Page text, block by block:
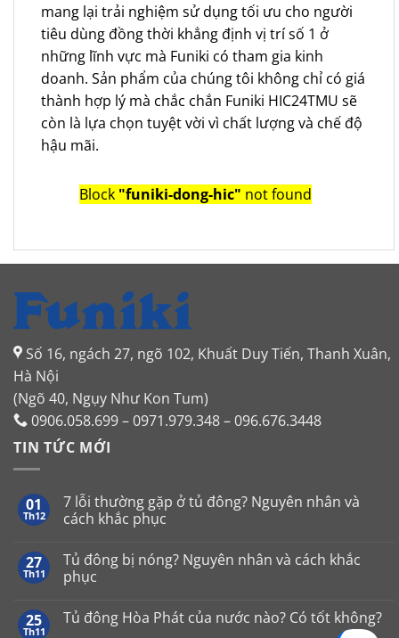
mang lại trải nghiệm sử dụng tối ưu cho người
tiêu dùng đồng thời khẳng định vị trí số 1 ở
những lĩnh vực mà Funiki có tham gia kinh
doanh. Sản phẩm của chúng tôi không chỉ có giá
thành hợp lý mà chắc chắn Funiki HIC24TMU sẽ
còn là lựa chọn tuyệt vời vì chất lượng và chế độ
hậu mãi.
Block "funiki-dong-hic" not found
Số 16, ngách 27, ngõ 102, Khuất Duy Tiến, Thanh Xuân,
Hà Nội
(Ngõ 40, Ngụy Như Kon Tum)
0906.058.699 – 0971.979.348 – 096.676.3448
TIN TỨC MỚI
01
Th12
7 lỗi thường gặp ở tủ đông? Nguyên nhân và
cách khắc phục
bình
luận
ở
thường
27
Th11
Tủ đông bị nóng? Nguyên nhân và cách khắc
phục
bình
25
Th11
Tủ đông Hòa Phát của nước nào? Có tốt không?